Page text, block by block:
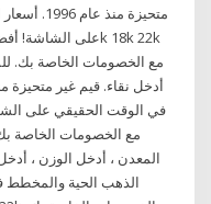
متحيزة
مع الخصومات الخاصة بك.
في الوقت الحقيقي على
الذهب الحية